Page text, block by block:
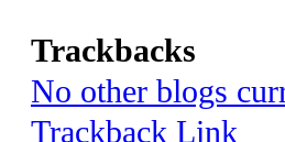
Trackbacks
No other blogs
Trackback Link